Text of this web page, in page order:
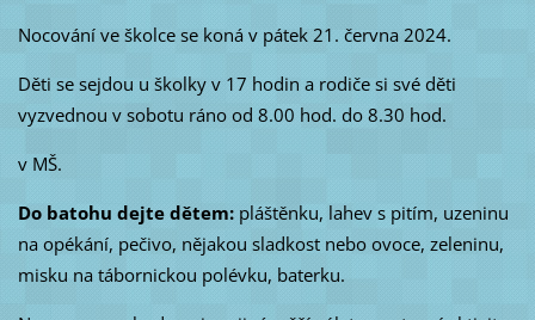
Nocování ve školce se koná v pátek 21. června 2024.
Děti se sejdou u školky v 17 hodin a rodiče si své děti
vyzvednou v sobotu ráno od 8.00 hod. do 8.30 hod.
v MŠ.
Do batohu dejte dětem: pláštěnku, lahev s pitím, uzeninu
na opékání, pečivo, nějakou sladkost nebo ovoce, zeleninu,
misku na tábornickou polévku, baterku.